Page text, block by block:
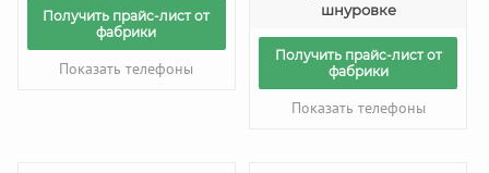
Получить прайс-лист от
фабрики
Показать телефоны
шнуровке
Получить прайс-лист от
фабрики
Показать телефоны